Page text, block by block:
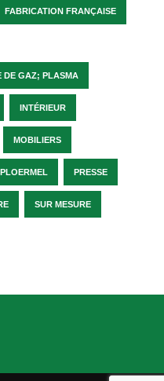
FABRICATION FRANÇAISE
DE GAZ; PLASMA
INTÉRIEUR
MOBILIERS
PLOERMEL PRESSE
SUR MESURE